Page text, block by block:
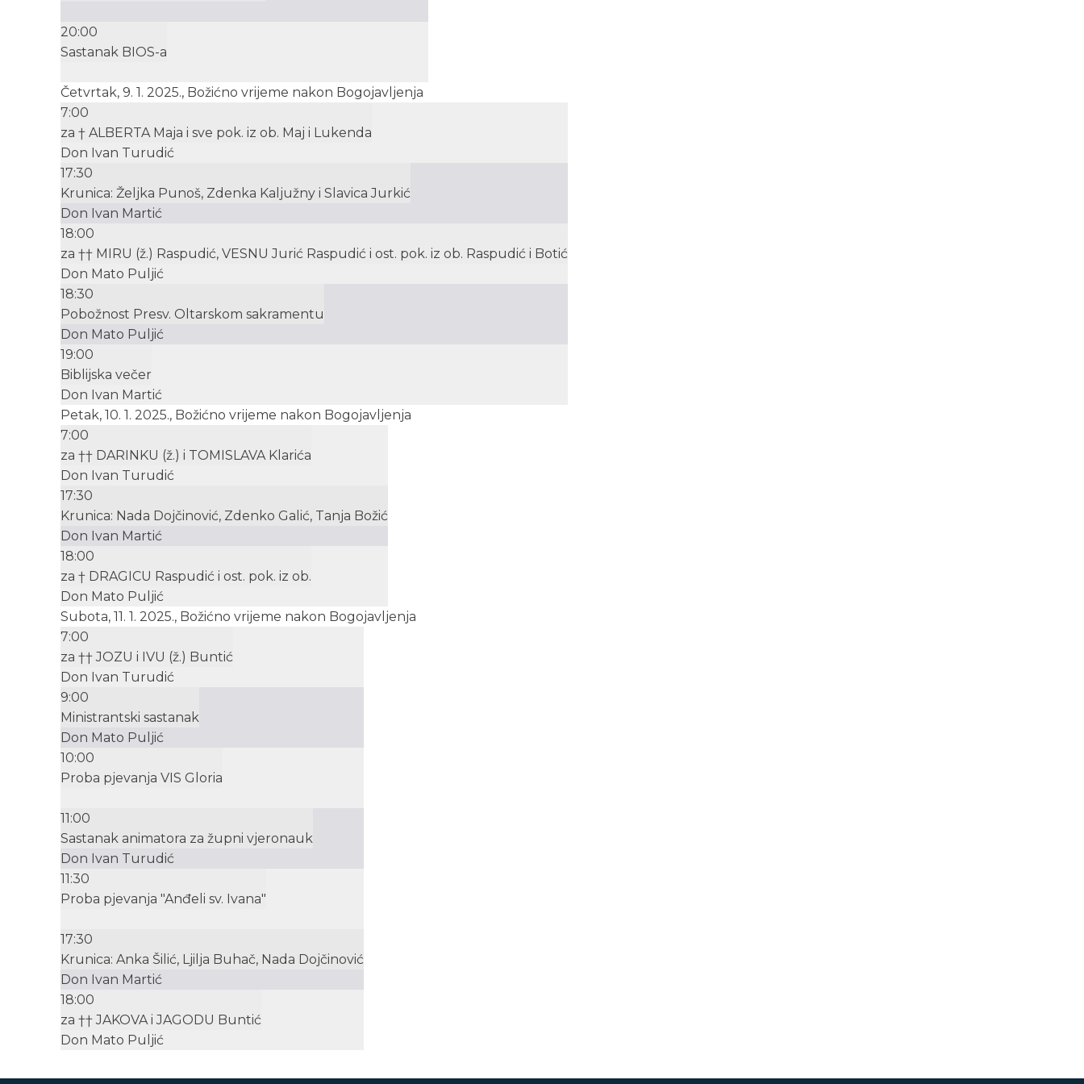
20:00
Sastanak BIOS-a
Četvrtak, 9. 1. 2025., Božićno vrijeme nakon Bogojavljenja
7:00
za † ALBERTA Maja i sve pok. iz ob. Maj i Lukenda
Don Ivan Turudić
17:30
Krunica: Željka Punoš, Zdenka Kaljužny i Slavica Jurkić
Don Ivan Martić
18:00
za †† MIRU (ž.) Raspudić, VESNU Jurić Raspudić i ost. pok. iz ob. Raspudić i Botić
Don Mato Puljić
18:30
Pobožnost Presv. Oltarskom sakramentu
Don Mato Puljić
19:00
Biblijska večer
Don Ivan Martić
Petak, 10. 1. 2025., Božićno vrijeme nakon Bogojavljenja
7:00
za †† DARINKU (ž.) i TOMISLAVA Klarića
Don Ivan Turudić
17:30
Krunica: Nada Dojčinović, Zdenko Galić, Tanja Božić
Don Ivan Martić
18:00
za † DRAGICU Raspudić i ost. pok. iz ob.
Don Mato Puljić
Subota, 11. 1. 2025., Božićno vrijeme nakon Bogojavljenja
7:00
za †† JOZU i IVU (ž.) Buntić
Don Ivan Turudić
9:00
Ministrantski sastanak
Don Mato Puljić
10:00
Proba pjevanja VIS Gloria
11:00
Sastanak animatora za župni vjeronauk
Don Ivan Turudić
11:30
Proba pjevanja "Anđeli sv. Ivana"
17:30
Krunica: Anka Šilić, Ljilja Buhač, Nada Dojčinović
Don Ivan Martić
18:00
za †† JAKOVA i JAGODU Buntić
Don Mato Puljić